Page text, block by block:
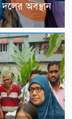
দলের অবস্থান